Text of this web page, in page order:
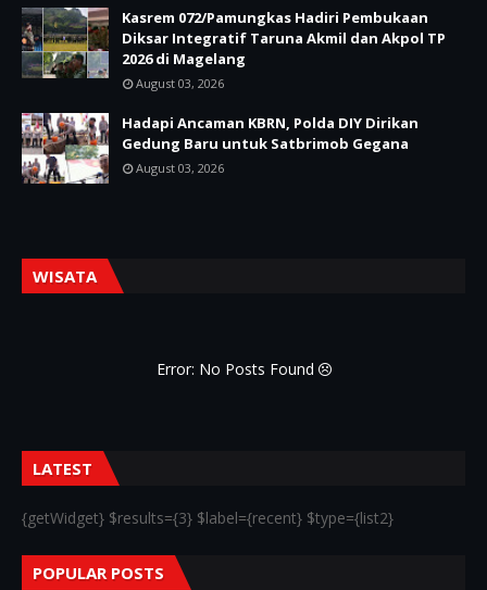
Kasrem 072/Pamungkas Hadiri Pembukaan
Diksar Integratif Taruna Akmil dan Akpol TP
2026 di Magelang
August 03, 2026
Hadapi Ancaman KBRN, Polda DIY Dirikan
Gedung Baru untuk Satbrimob Gegana
August 03, 2026
WISATA
Error: No Posts Found
LATEST
{getWidget} $results={3} $label={recent} $type={list2}
POPULAR POSTS